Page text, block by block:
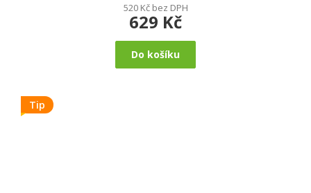
520 Kč bez DPH
629 Kč
Do košíku
Tip